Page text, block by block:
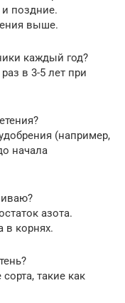
и поздние.
выше.
каждый год?
в 3-5 лет при
(например,
начала
азота.
в корнях.
такие как